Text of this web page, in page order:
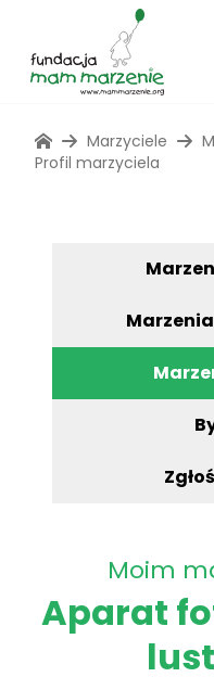
Marzyciele
Profil marzyciela
Moim
Aparat